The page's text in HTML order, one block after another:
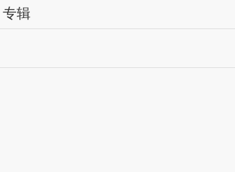
专辑